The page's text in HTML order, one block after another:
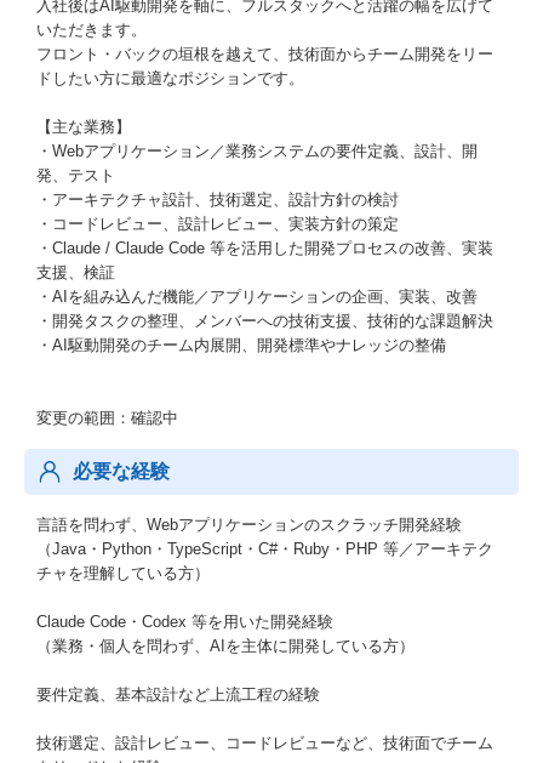
入社後はAI駆動開発を軸に、フルスタックへと活躍の幅を広げて
いただきます。
フロント・バックの垣根を越えて、技術面からチーム開発をリー
ドしたい方に最適なポジションです。
【主な業務】
・Webアプリケーション／業務システムの要件定義、設計、開
発、テスト
・アーキテクチャ設計、技術選定、設計方針の検討
・コードレビュー、設計レビュー、実装方針の策定
・Claude / Claude Code 等を活用した開発プロセスの改善、実装
支援、検証
・AIを組み込んだ機能／アプリケーションの企画、実装、改善
・開発タスクの整理、メンバーへの技術支援、技術的な課題解決
・AI駆動開発のチーム内展開、開発標準やナレッジの整備
変更の範囲：確認中
必要な経験
言語を問わず、Webアプリケーションのスクラッチ開発経験
（Java・Python・TypeScript・C#・Ruby・PHP 等／アーキテク
チャを理解している方）
Claude Code・Codex 等を用いた開発経験
（業務・個人を問わず、AIを主体に開発している方）
要件定義、基本設計など上流工程の経験
技術選定、設計レビュー、コードレビューなど、技術面でチーム